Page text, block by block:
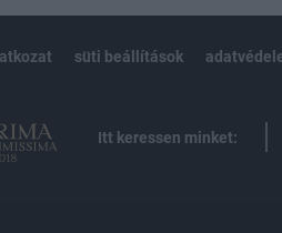
süti beállítások
Itt keressen minket: